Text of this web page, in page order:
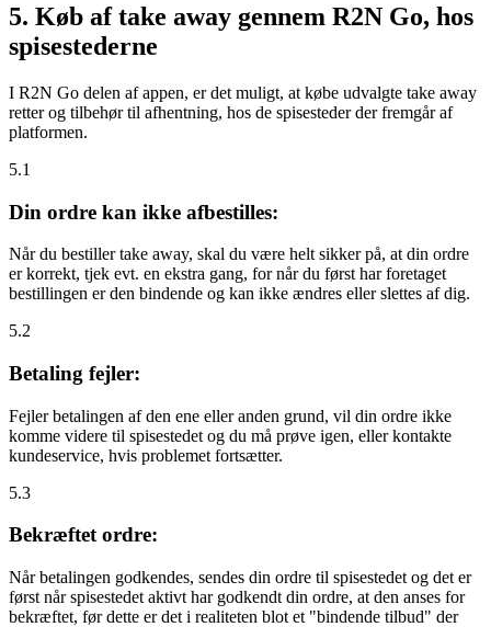
5. Køb af take away gennem R2N Go, hos
spisestederne
I R2N Go delen af appen, er det muligt, at købe udvalgte take away
retter og tilbehør til afhentning, hos de spisesteder der fremgår af
platformen.
5.1
Din ordre kan ikke afbestilles:
Når du bestiller take away, skal du være helt sikker på, at din ordre
er korrekt, tjek evt. en ekstra gang, for når du først har foretaget
bestillingen er den bindende og kan ikke ændres eller slettes af dig.
5.2
Betaling fejler:
Fejler betalingen af den ene eller anden grund, vil din ordre ikke
komme videre til spisestedet og du må prøve igen, eller kontakte
kundeservice, hvis problemet fortsætter.
5.3
Bekræftet ordre:
Når betalingen godkendes, sendes din ordre til spisestedet og det er
først når spisestedet aktivt har godkendt din ordre, at den anses for
bekræftet, før dette er det i realiteten blot et "bindende tilbud" der